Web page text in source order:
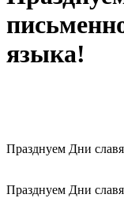
языка!
Празднуем Дни
Празднуем Дни